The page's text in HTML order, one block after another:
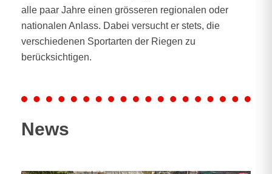
alle paar Jahre einen grösseren regionalen oder
nationalen Anlass. Dabei versucht er stets, die
verschiedenen Sportarten der Riegen zu
berücksichtigen.
News